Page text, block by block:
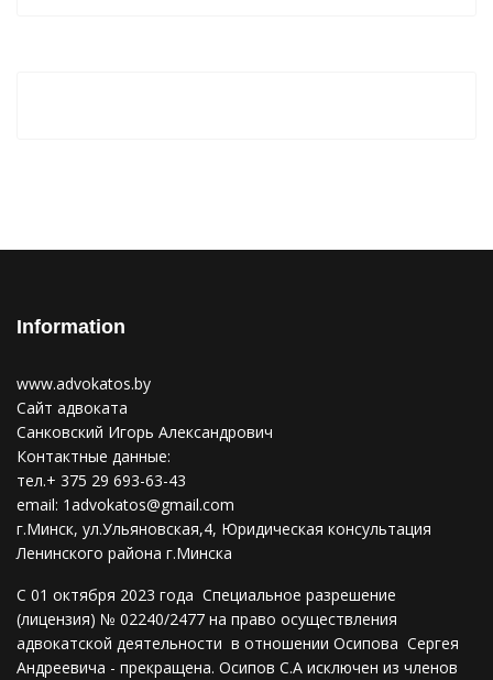
Information
www.advokatos.by
Сайт адвоката
Санковский Игорь Александрович
Контактные данные:
тел.+ 375 29 693-63-43
email: 1advokatos@gmail.com
г.Минск, ул.Ульяновская,4, Юридическая консультация
Ленинского района г.Минска
С 01 октября 2023 года Специальное разрешение
(лицензия) № 02240/2477 на право осуществления
адвокатской деятельности в отношении Осипова Сергея
Андреевича - прекращена. Осипов С.А исключен из членов